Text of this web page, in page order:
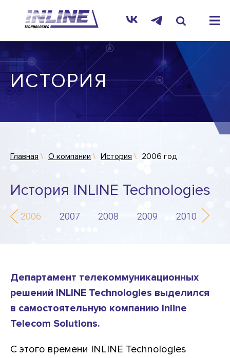
ИСТОРИЯ
Главная О компании История 2006 год
История INLINE Technologies
2006 2007 2008 2009 2010
Департамент телекоммуникационных
решений INLINE Technologies выделился
в самостоятельную компанию Inline
Telecom Solutions.
C этого времени INLINE Technologies